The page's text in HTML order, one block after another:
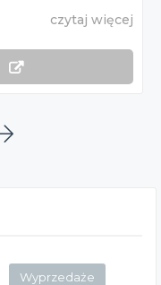
czytaj więcej
Wyprzedaże